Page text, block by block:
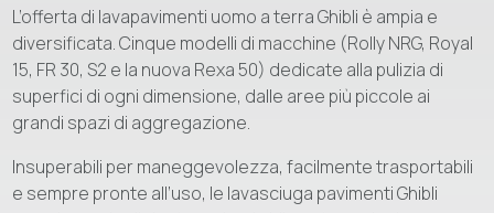
L’offerta di lavapavimenti uomo a terra Ghibli è ampia e
diversificata. Cinque modelli di macchine (Rolly NRG, Royal
15, FR 30, S2 e la nuova Rexa 50) dedicate alla pulizia di
superfici di ogni dimensione, dalle aree più piccole ai
grandi spazi di aggregazione.
Insuperabili per maneggevolezza, facilmente trasportabili
e sempre pronte all’uso, le lavasciuga pavimenti Ghibli